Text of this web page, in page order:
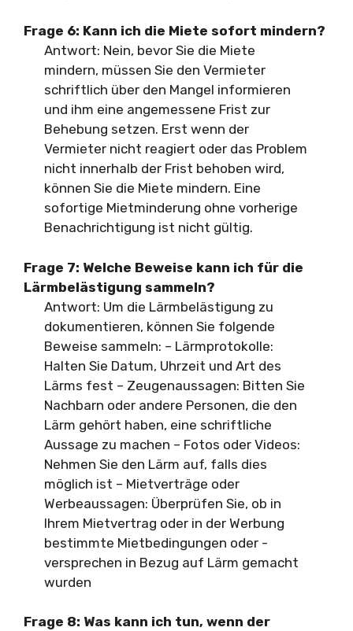
Frage 6: Kann ich die Miete sofort mindern?
Antwort: Nein, bevor Sie die Miete
mindern, müssen Sie den Vermieter
schriftlich über den Mangel informieren
und ihm eine angemessene Frist zur
Behebung setzen. Erst wenn der
Vermieter nicht reagiert oder das Problem
nicht innerhalb der Frist behoben wird,
können Sie die Miete mindern. Eine
sofortige Mietminderung ohne vorherige
Benachrichtigung ist nicht gültig.
Frage 7: Welche Beweise kann ich für die
Lärmbelästigung sammeln?
Antwort: Um die Lärmbelästigung zu
dokumentieren, können Sie folgende
Beweise sammeln: – Lärmprotokolle:
Halten Sie Datum, Uhrzeit und Art des
Lärms fest – Zeugenaussagen: Bitten Sie
Nachbarn oder andere Personen, die den
Lärm gehört haben, eine schriftliche
Aussage zu machen – Fotos oder Videos:
Nehmen Sie den Lärm auf, falls dies
möglich ist – Mietverträge oder
Werbeaussagen: Überprüfen Sie, ob in
Ihrem Mietvertrag oder in der Werbung
bestimmte Mietbedingungen oder -
versprechen in Bezug auf Lärm gemacht
wurden
Frage 8: Was kann ich tun, wenn der